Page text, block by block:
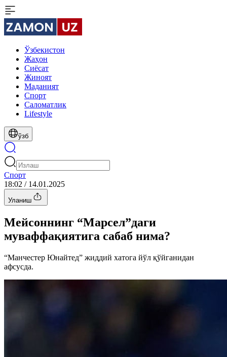
Ўзбекистон
Жаҳон
Сиёсат
Жиноят
Маданият
Спорт
Cаломатлик
Lifestyle
ўзб
Спорт
18:02 / 14.01.2025
Уланиш
Мейсоннинг “Марсел”даги
муваффақиятига сабаб нима?
“Манчестер Юнайтед” жиддий хатога йўл қўйганидан
афсусда.